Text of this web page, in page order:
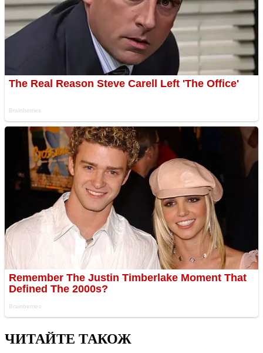
ЧИТАЙТЕ ТАКОЖ